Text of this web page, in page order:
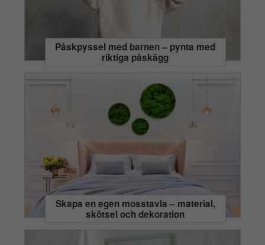
Påskpyssel med barnen – pynta med
riktiga påskägg
Skapa en egen mosstavla – material,
skötsel och dekoration